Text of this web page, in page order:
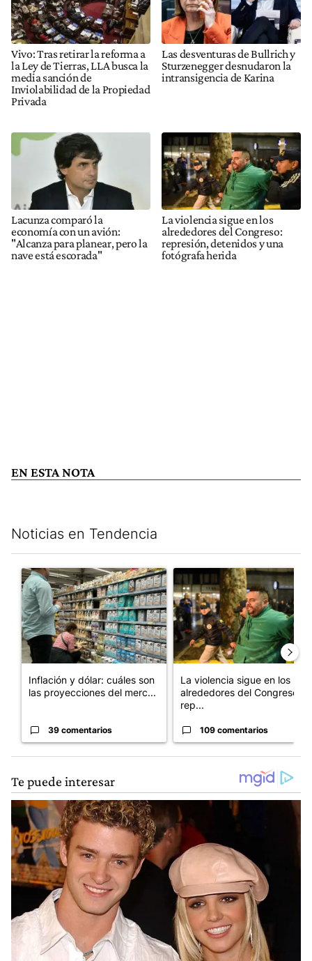
Vivo: Tras retirar la reforma a
la Ley de Tierras, LLA busca la
media sanción de
Inviolabilidad de la Propiedad
Privada
Las desventuras de Bullrich y
Sturzenegger desnudaron la
intransigencia de Karina
Lacunza comparó la
economía con un avión:
"Alcanza para planear, pero la
nave está escorada"
La violencia sigue en los
alrededores del Congreso:
represión, detenidos y una
fotógrafa herida
EN ESTA NOTA
Noticias en Tendencia
Un artículo de tendencia con el título "Inflación y dólar: cuáles
Inflación y dólar: cuáles son
las proyecciones del merc...
39 comentarios
Un artículo de tendencia con
La violencia sigue en los
alrededores del Congreso:
rep...
109 comentarios